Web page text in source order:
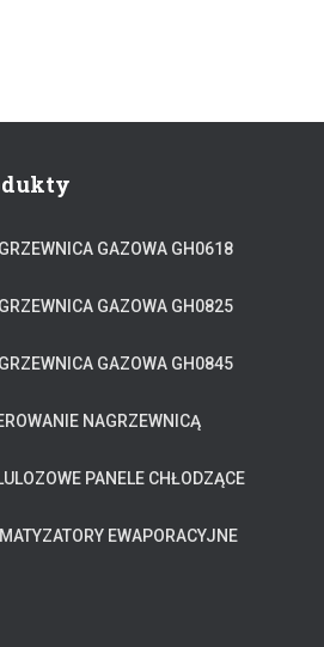
GAZOWA GH0618
GAZOWA GH0825
GAZOWA GH0845
NAGRZEWNICĄ
PANELE CHŁODZĄCE
EWAPORACYJNE